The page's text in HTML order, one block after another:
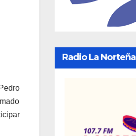
Radio La Norteña